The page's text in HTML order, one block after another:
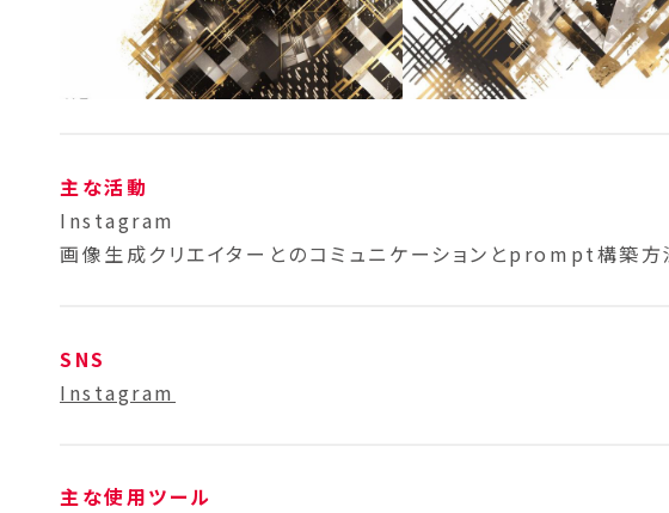
主な活動
Instagram
画像生成クリエイターとのコミュニケーションとprompt構築方
SNS
Instagram
主な使用ツール